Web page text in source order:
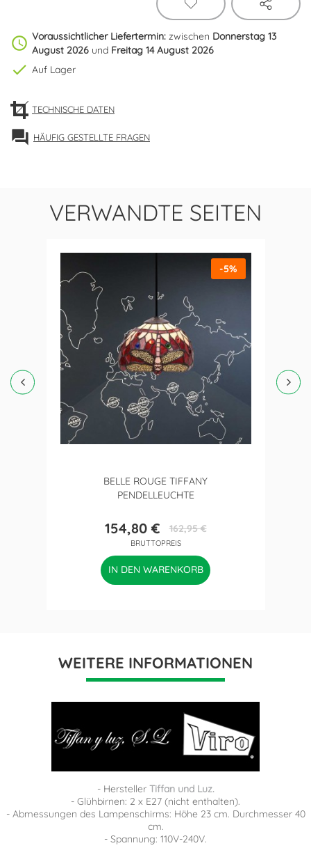
schedule Voraussichtlicher Liefertermin: zwischen Donnerstag 13
August 2026 und Freitag 14 August 2026
check Auf Lager
TECHNISCHE DATEN
forum HÄUFIG GESTELLTE FRAGEN
VERWANDTE SEITEN
BELLE ROUGE TIFFANY
PENDELLEUCHTE
Preis
154,80 €Verkaufspreis
162,95 €
BRUTTOPREIS
-5%
IN DEN WARENKORB
WEITERE INFORMATIONEN
- Hersteller Tiffan und Luz.
- Glühbirnen: 2 x E27 (nicht enthalten).
- Abmessungen des Lampenschirms: Höhe 23 cm. Durchmesser 40
cm.
- Spannung: 110V-240V.